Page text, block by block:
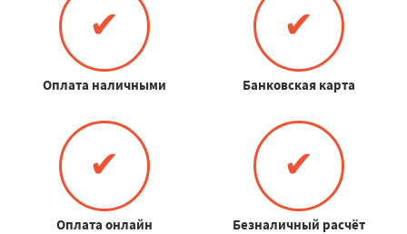
✔
Оплата наличными
✔
Банковская карта
✔
Оплата онлайн
✔
Безналичный расчёт